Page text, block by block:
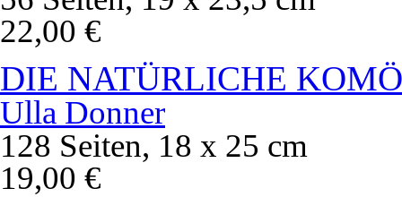
22,00 €
DIE NATÜRLICHE
Ulla Donner
128 Seiten, 18 x 25 cm
19,00 €